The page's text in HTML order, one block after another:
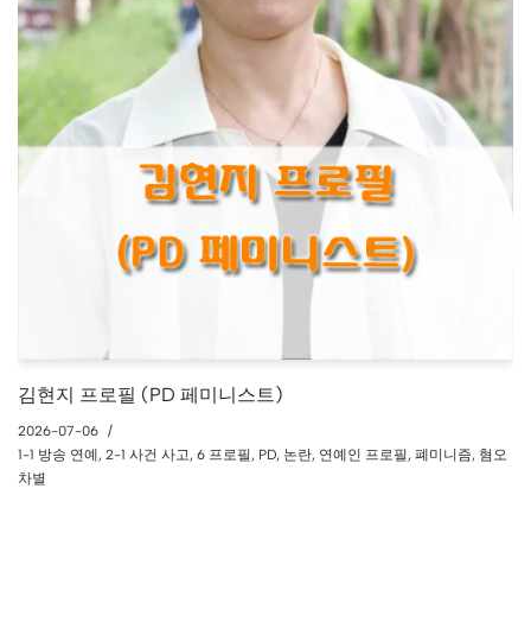
김현지 프로필 (PD 페미니스트)
2026-07-06
1-1 방송 연예, 2-1 사건 사고, 6 프로필, PD, 논란, 연예인 프로필, 폐미니즘, 혐오
차별